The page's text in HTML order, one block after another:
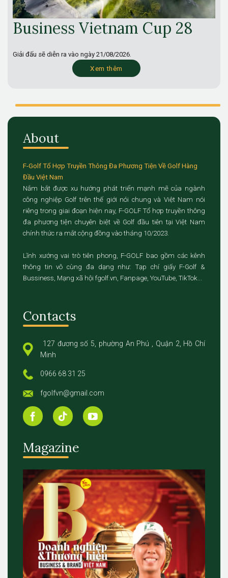
Business Vietnam Cup 28
Giải đấu sẽ diễn ra vào ngày 21/08/2026.
Xem thêm
About
F-Golf Tổ Hợp Truyền Thông Đa Phương Tiện Về Golf Hàng
Đầu Việt Nam
Nắm bắt được xu hướng phát triển mạnh mẽ của ngành
công nghiệp Golf trên thế giới nói chung và Việt Nam nói
riêng trong giai đoạn hiện nay, F-GOLF Tổ hợp truyền thông
đa phương tiện chuyên biệt về Golf đầu tiên tại Việt Nam
chính thức ra mắt cộng đồng vào tháng 10/2023.
Lĩnh xướng vai trò tiên phong, F-GOLF bao gồm các kênh
thông tin vô cùng đa dạng như: Tạp chí giấy F-Golf &
Bussiness, Mạng xã hội fgolf.vn, Fanpage, YouTube, TikTok...
Contacts
127 đương số 5, phường An Phú , Quận 2, Hồ Chí
Minh
0966 68 31 25
fgolfvn@gmail.com
Magazine